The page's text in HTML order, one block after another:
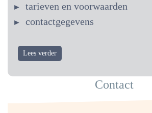
tarieven en voorwaarden
contactgegevens
Lees verder
Contact